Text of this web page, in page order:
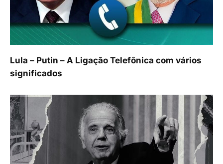
Lula – Putin – A Ligação Telefônica com vários
significados